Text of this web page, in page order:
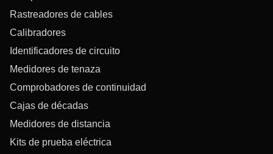
Rastreadores de cables
Calibradores
Identificadores de circuito
Medidores de tenaza
Comprobadores de continuidad
Cajas de décadas
Medidores de distancia
Kits de prueba eléctrica